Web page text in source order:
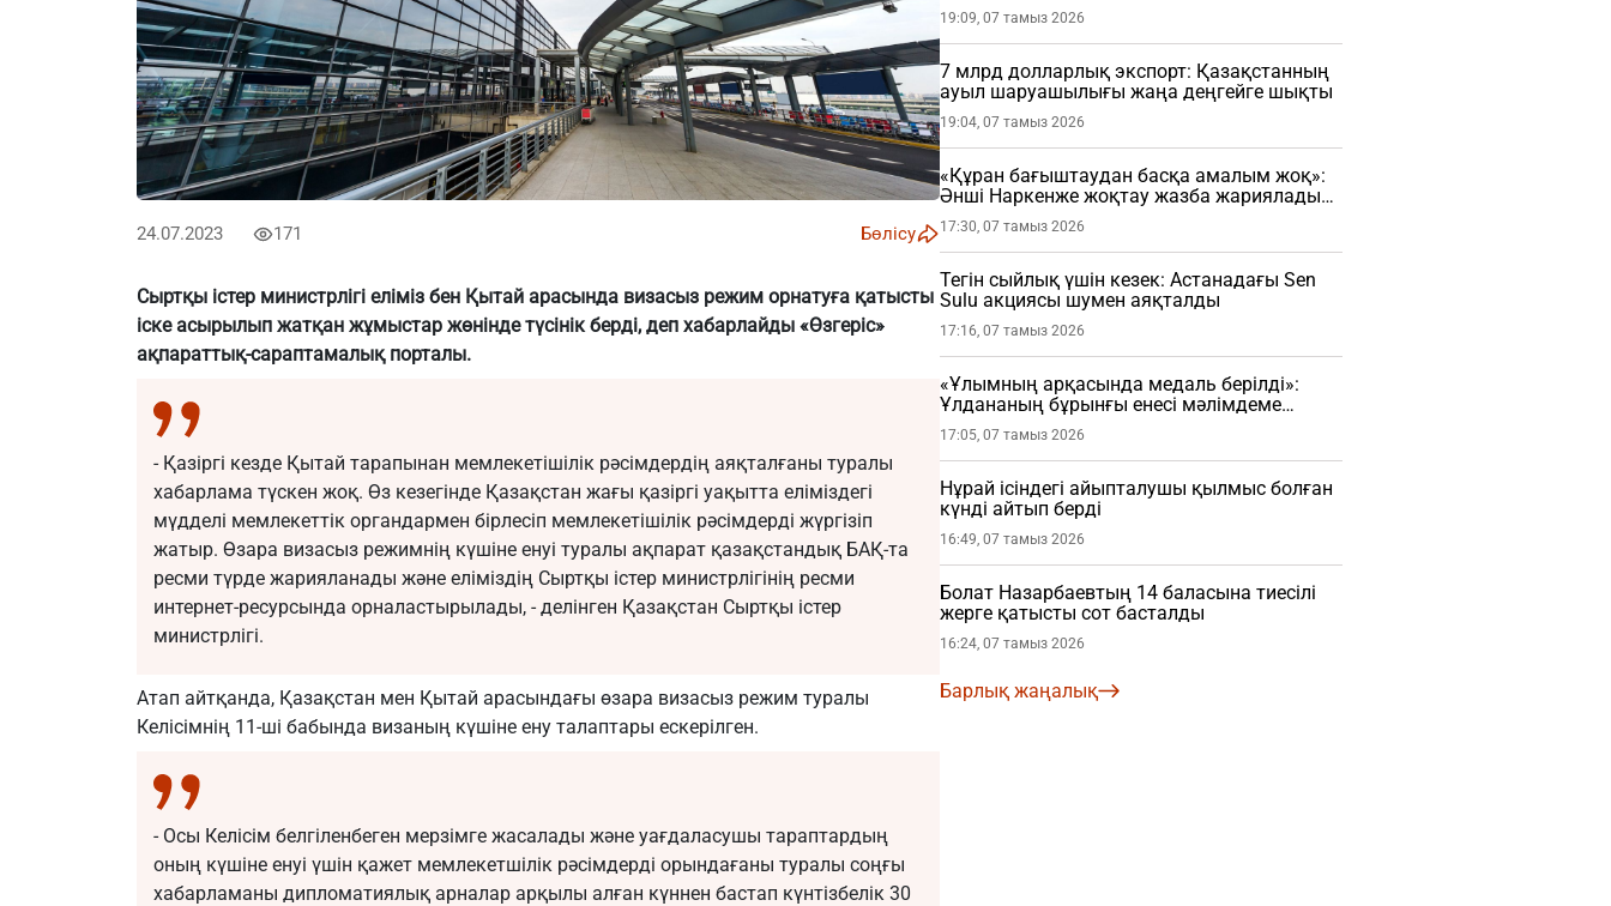
24.07.2023 171 Бөлісу
Сыртқы істер министрлігі еліміз бен Қытай арасында визасыз режим орнатуға қатысты
іске асырылып жатқан жұмыстар жөнінде түсінік берді, деп хабарлайды «Өзгеріс»
ақпараттық-сараптамалық порталы.
- Қазіргі кезде Қытай тарапынан мемлекетішілік рәсімдердің аяқталғаны туралы
хабарлама түскен жоқ. Өз кезегінде Қазақстан жағы қазіргі уақытта еліміздегі
мүдделі мемлекеттік органдармен бірлесіп мемлекетішілік рәсімдерді жүргізіп
жатыр. Өзара визасыз режимнің күшіне енуі туралы ақпарат қазақстандық БАҚ-та
ресми түрде жарияланады және еліміздің Сыртқы істер министрлігінің ресми
интернет-ресурсында орналастырылады, - делінген Қазақстан Сыртқы істер
министрлігі.
Атап айтқанда, Қазақстан мен Қытай арасындағы өзара визасыз режим туралы
Келісімнің 11-ші бабында визаның күшіне ену талаптары ескерілген.
- Осы Келісім белгіленбеген мерзімге жасалады және уағдаласушы тараптардың
оның күшіне енуі үшін қажет мемлекетшілік рәсімдерді орындағаны туралы соңғы
хабарламаны дипломатиялық арналар арқылы алған күннен бастап күнтізбелік 30
19:09, 07 тамыз 2026
7 млрд долларлық экспорт: Қазақстанның
ауыл шаруашылығы жаңа деңгейге шықты
19:04, 07 тамыз 2026
«Құран бағыштаудан басқа амалым жоқ»:
Әнші Наркенже жоқтау жазба жариялады
(ФОТО)
17:30, 07 тамыз 2026
Тегін сыйлық үшін кезек: Астанадағы Sen
Sulu акциясы шумен аяқталды
17:16, 07 тамыз 2026
«Ұлымның арқасында медаль берілді»:
Ұлдананың бұрынғы енесі мәлімдеме
жасады (ВИДЕО)
17:05, 07 тамыз 2026
Нұрай ісіндегі айыпталушы қылмыс болған
күнді айтып берді
16:49, 07 тамыз 2026
Болат Назарбаевтың 14 баласына тиесілі
жерге қатысты сот басталды
16:24, 07 тамыз 2026
Барлық жаңалық